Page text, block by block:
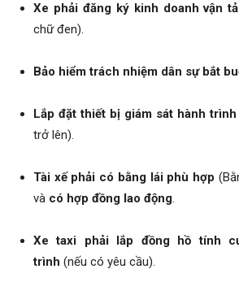
Xe phải đăng ký kinh doanh vận
chữ đen).
Bảo hiểm trách nhiệm dân sự bắt
Lắp đặt thiết bị giám sát hành trình
trở lên).
Tài xế phải có bằng lái phù hợp
và có hợp đồng lao động.
Xe taxi phải lắp đồng hồ tính
trình (nếu có yêu cầu).